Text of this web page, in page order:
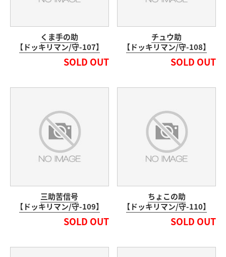
くま手の助
【ドッキリマン/守-107】
SOLD OUT
チュウ助
【ドッキリマン/守-108】
SOLD OUT
三助苦信号
【ドッキリマン/守-109】
SOLD OUT
ちょこの助
【ドッキリマン/守-110】
SOLD OUT